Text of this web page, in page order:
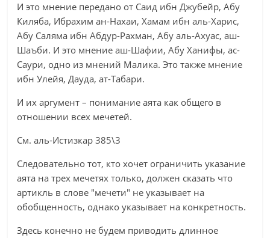
И это мнение передано от Саид ибн Джубейр, Абу
Киляба, Ибрахим ан-Нахаи, Хамам ибн аль-Харис,
Абу Саляма ибн Абдур-Рахман, Абу аль-Ахуас, аш-
Шаъби. И это мнение аш-Шафии, Абу Ханифы, ас-
Саури, одно из мнений Малика. Это также мнение
ибн Улейя, Дауда, ат-Табари.
И их аргумент – понимание аята как общего в
отношении всех мечетей.
См. аль-Истизкар 385\3
Следовательно тот, кто хочет ограничить указание
аята на трех мечетях только, должен сказать что
артикль в слове "мечети" не указывает на
обобщенность, однако указывает на конкретность.
Здесь конечно не будем приводить длинное